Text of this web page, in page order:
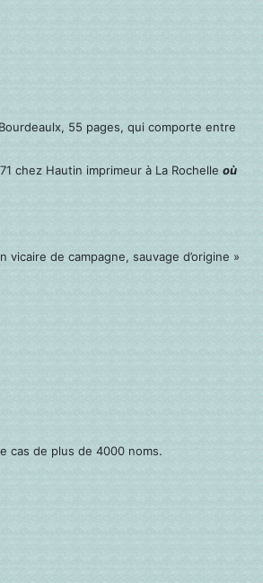
55 pages, qui comporte entre
chez Hautin imprimeur à La Rochelle où
de campagne, sauvage d’origine »
cas de plus de 4000 noms.